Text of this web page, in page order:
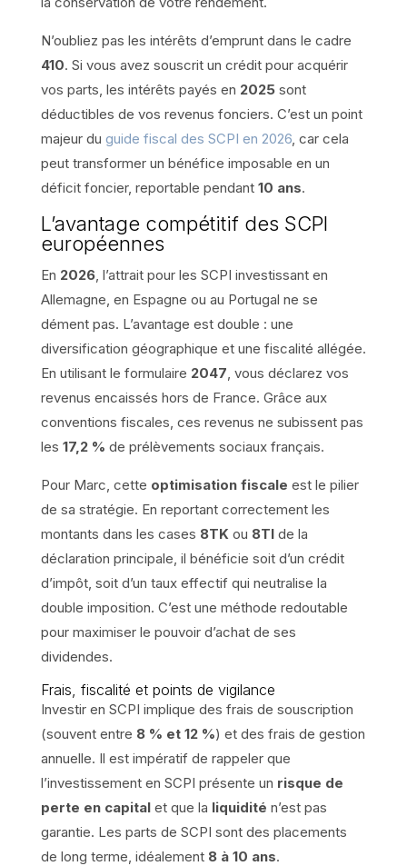
N’oubliez pas les intérêts d’emprunt dans le cadre
410. Si vous avez souscrit un crédit pour acquérir
vos parts, les intérêts payés en 2025sont
déductibles de vos revenus fonciers. C’est un point
majeur du guide fiscal des SCPI en 2026, car cela
peut transformer un bénéfice imposable en un
déficit foncier, reportable pendant 10 ans.
L’avantage compétitif des SCPI
européennes
En 2026, l’attrait pour les SCPI investissant en
Allemagne, en Espagne ou au Portugal ne se
dément pas. L’avantage est double : une
diversification géographique et une fiscalité allégée.
En utilisant le formulaire 2047 , vous déclarez vos
revenus encaissés hors de France. Grâce aux
conventions fiscales, ces revenus ne subissent pas
les 17,2 % de prélèvements sociaux français.
Pour Marc, cette optimisation fiscale est le pilier
de sa stratégie. En reportant correctement les
montants dans les cases 8TK ou 8TIde la
déclaration principale, il bénéficie soit d’un crédit
d’impôt, soit d’un taux effectif qui neutralise la
double imposition. C’est une méthode redoutable
pour maximiser le pouvoir d’achat de ses
dividendes.
Frais, fiscalité et points de vigilance
Investir en SCPI implique des frais de souscription
(souvent entre 8 % et 12 %) et des frais de gestion
annuelle. Il est impératif de rappeler que
l’investissement en SCPI présente un risque de
perte en capitalet que la liquidité n’est pas
garantie. Les parts de SCPI sont des placements
de long terme, idéalement 8 à 10 ans.